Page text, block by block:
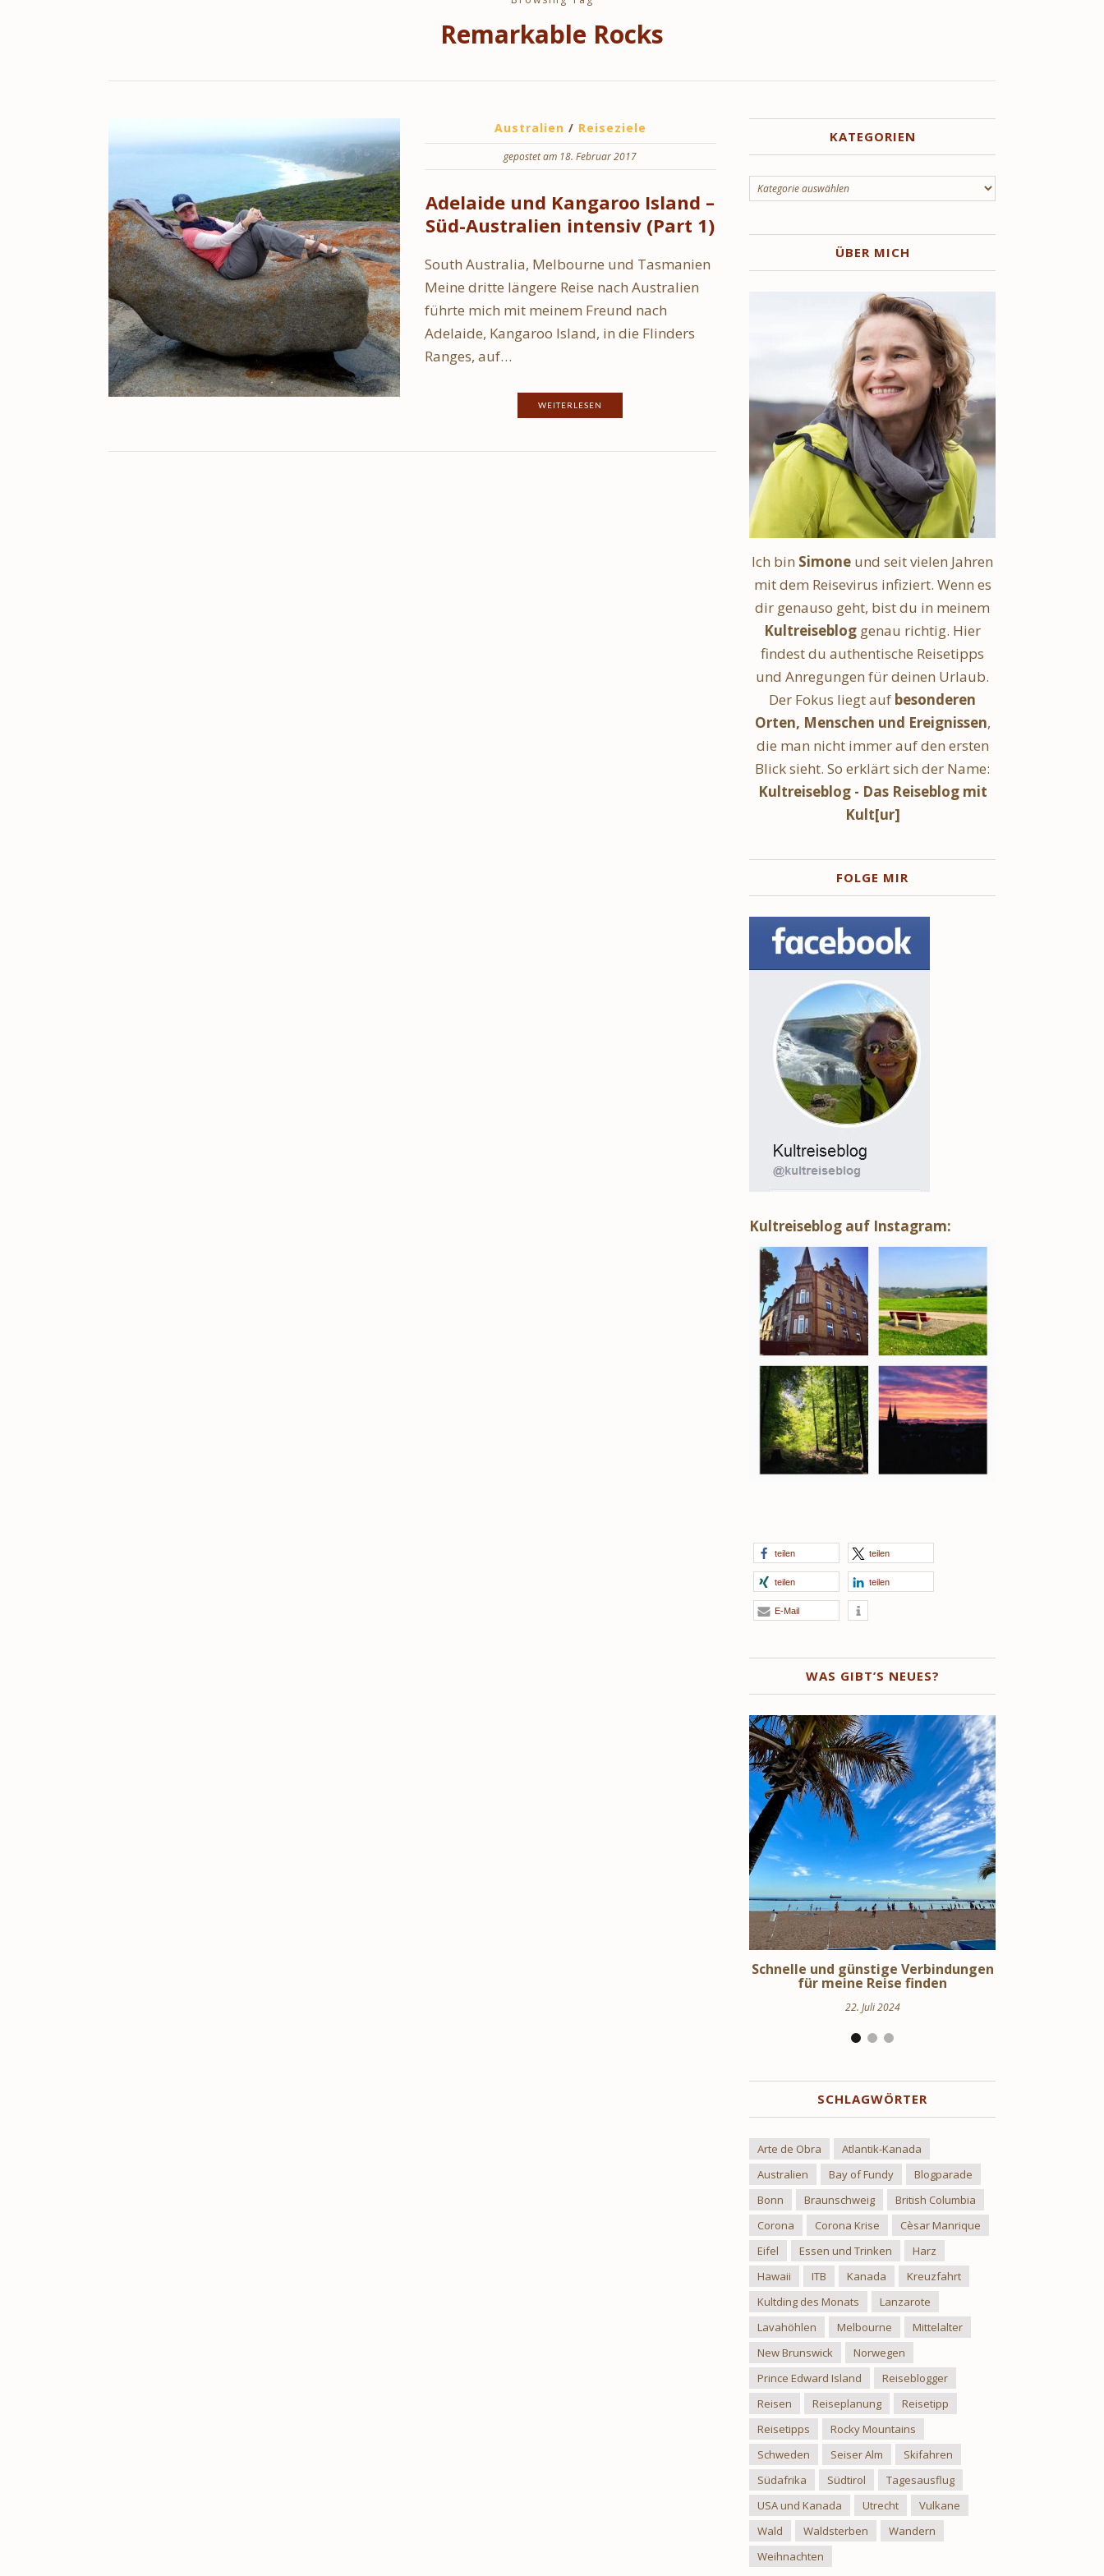
Remarkable Rocks
Australien / Reiseziele
gepostet am 18. Februar 2017
Adelaide und Kangaroo Island –
Süd-Australien intensiv (Part 1)
South Australia, Melbourne und Tasmanien
Meine dritte längere Reise nach Australien
führte mich mit meinem Freund nach
Adelaide, Kangaroo Island, in die Flinders
Ranges, auf…
WEITERLESEN
KATEGORIEN
Kategorien
ÜBER MICH
Ich bin Simone und seit vielen Jahren
mit dem Reisevirus infiziert. Wenn es
dir genauso geht, bist du in meinem
Kultreiseblog genau richtig. Hier
findest du authentische Reisetipps
und Anregungen für deinen Urlaub.
Der Fokus liegt auf besonderen
Orten, Menschen und Ereignissen,
die man nicht immer auf den ersten
Blick sieht. So erklärt sich der Name:
Kultreiseblog - Das Reiseblog mit
Kult[ur]
FOLGE MIR
Kultreiseblog auf Instagram:
teilen teilen
teilen teilen
E-Mail
WAS GIBT’S NEUES?
Schweden Urlaub – Haus am See in
Uppland
24. März 2024
SCHLAGWÖRTER
Arte de Obra
Atlantik-Kanada
Australien
Bay of Fundy
Blogparade
Bonn
Braunschweig
British Columbia
Corona
Corona Krise
Cèsar Manrique
Eifel
Essen und Trinken
Harz
Hawaii
ITB Kanada
Kreuzfahrt
Kultding des Monats
Lanzarote
Lavahöhlen
Melbourne
Mittelalter
New Brunswick
Norwegen
Prince Edward Island
Reiseblogger
Reisen
Reiseplanung
Reisetipp
Reisetipps
Rocky Mountains
Schweden
Seiser Alm
Skifahren
Südafrika
Südtirol
Tagesausflug
USA und Kanada
Utrecht
Vulkane
Wald
Waldsterben
Wandern
Weihnachten